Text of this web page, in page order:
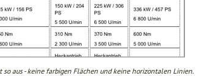
aus - keine farbigen Flächen und keine horizontalen Linien.